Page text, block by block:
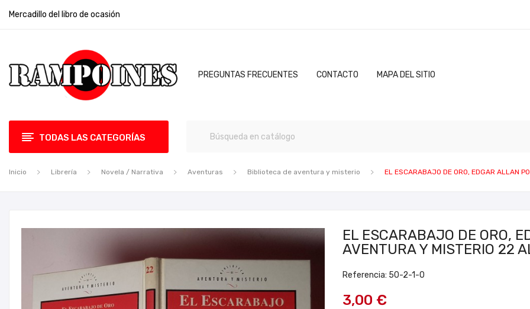
Mercadillo del libro de ocasión
PREGUNTAS FRECUENTES CONTACTO MAPA DEL SITIO
TODAS LAS CATEGORÍAS
Inicio Librería Novela / Narrativa Aventuras Biblioteca de aventura y misterio EL ESCARABAJO DE ORO, EDGAR ALLAN
EL ESCARABAJO DE ORO,
AVENTURA Y MISTERIO 22
Referencia: 50-2-1-0
3,00 €